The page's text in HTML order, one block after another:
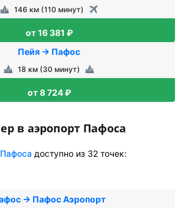
146 км (110 минут)
от 16 381 ₽
Пейя → Пафос
18 км (30 минут)
от 8 724 ₽
в аэропорт Пафоса
доступно из 32 точек:
→ Пафос Аэропорт